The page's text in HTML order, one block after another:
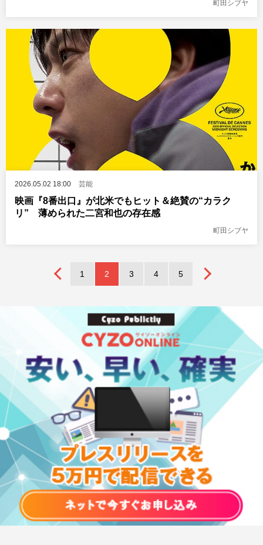
町田シブヤ
2026.05.02 18:00 芸能
映画『8番出口』が北米でもヒット＆絶賛の“カラク
リ” 薄められた二宮和也の存在感
町田シブヤ
1 2 3 4 5